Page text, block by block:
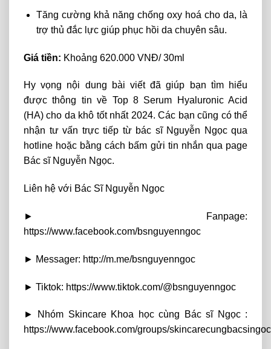
Tăng cường khả năng chống oxy hoá cho da, là
trợ thủ đắc lực giúp phục hồi da chuyên sâu.
Giá tiền: Khoảng 620.000 VNĐ/ 30ml
Hy vọng nội dung bài viết đã giúp bạn tìm hiểu
được thông tin về Top 8 Serum Hyaluronic Acid
(HA) cho da khô tốt nhất 2024. Các bạn cũng có thể
nhận tư vấn trực tiếp từ bác sĩ Nguyễn Ngọc qua
hotline hoặc bằng cách bấm gửi tin nhắn qua page
Bác sĩ Nguyễn Ngọc.
Liên hệ với Bác Sĩ Nguyễn Ngọc
► Fanpage:
https://www.facebook.com/bsnguyenngoc
► Messager: http://m.me/bsnguyenngoc
► Tiktok: https://www.tiktok.com/@bsnguyenngoc
► Nhóm Skincare Khoa học cùng Bác sĩ Ngọc :
https://www.facebook.com/groups/skincarecungbacsingoc